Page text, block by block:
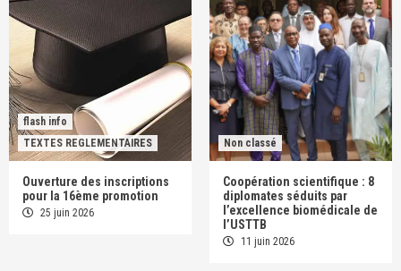
flash info
TEXTES REGLEMENTAIRES
Ouverture des inscriptions
pour la 16ème promotion
25 juin 2026
Non classé
Coopération scientifique : 8
diplomates séduits par
l’excellence biomédicale de
l’USTTB
11 juin 2026